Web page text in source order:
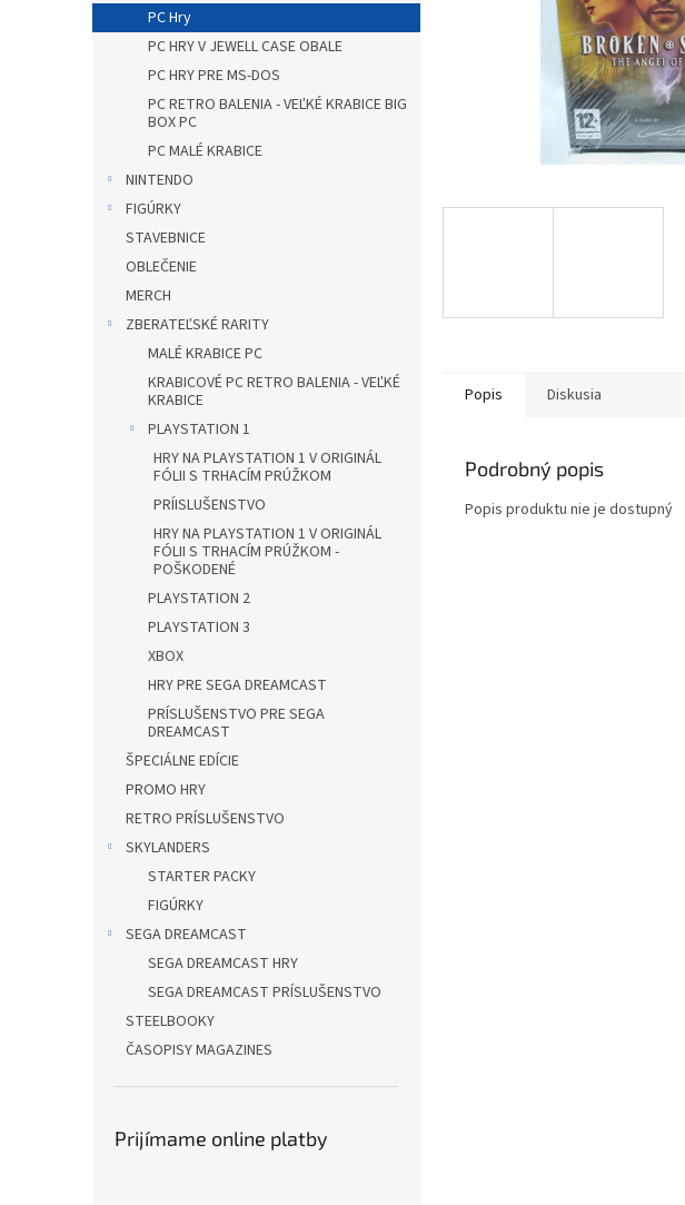
PC Hry
PC HRY V JEWELL CASE OBALE
PC HRY PRE MS-DOS
PC RETRO BALENIA - VEĽKÉ KRABICE BIG
BOX PC
PC MALÉ KRABICE
NINTENDO
FIGÚRKY
STAVEBNICE
OBLEČENIE
MERCH
ZBERATEĽSKÉ RARITY
MALÉ KRABICE PC
KRABICOVÉ PC RETRO BALENIA - VEĽKÉ
KRABICE
PLAYSTATION 1
HRY NA PLAYSTATION 1 V ORIGINÁL
FÓLII S TRHACÍM PRÚŽKOM
PRÍISLUŠENSTVO
HRY NA PLAYSTATION 1 V ORIGINÁL
FÓLII S TRHACÍM PRÚŽKOM -
POŠKODENÉ
PLAYSTATION 2
PLAYSTATION 3
XBOX
HRY PRE SEGA DREAMCAST
PRÍSLUŠENSTVO PRE SEGA
DREAMCAST
ŠPECIÁLNE EDÍCIE
PROMO HRY
RETRO PRÍSLUŠENSTVO
SKYLANDERS
STARTER PACKY
FIGÚRKY
SEGA DREAMCAST
SEGA DREAMCAST HRY
SEGA DREAMCAST PRÍSLUŠENSTVO
STEELBOOKY
ČASOPISY MAGAZINES
Prijímame online platby
Popis Diskusia
Podrobný popis
Popis produktu nie je dostupný